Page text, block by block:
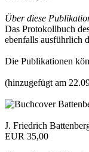
Über diese
Das Protokollbuch
ebenfalls ausführlich
Die Publikationen
(hinzugefügt am
J. Friedrich
EUR 35,00